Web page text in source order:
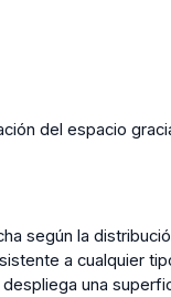
del espacio
según la
a cualquier
una